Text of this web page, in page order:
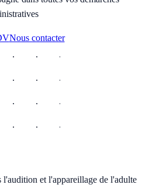
Nous contacter
l'audition et l'appareillage de l'adulte